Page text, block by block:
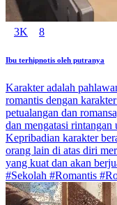
3K 8
Ibu terhipnotis oleh putranya
Karakter adalah
romantis dengan
petualangan dan
dan mengatasi
Kepribadian karakter
orang lain di atas diri
yang kuat dan akan
#Sekolah #Romantis